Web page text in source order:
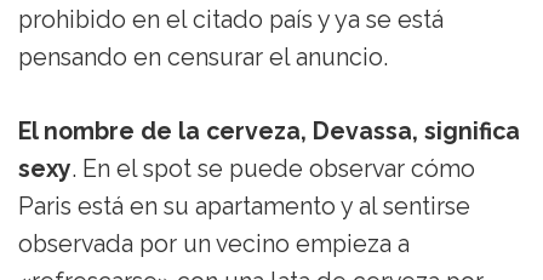
prohibido en el citado país y ya se está
pensando en censurar el anuncio.
El nombre de la cerveza, Devassa, significa
sexy. En el spot se puede observar cómo
Paris está en su apartamento y al sentirse
observada por un vecino empieza a